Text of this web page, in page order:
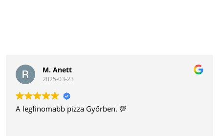
M. Anett
2025-03-23
A legfinomabb pizza Győrben. 💯